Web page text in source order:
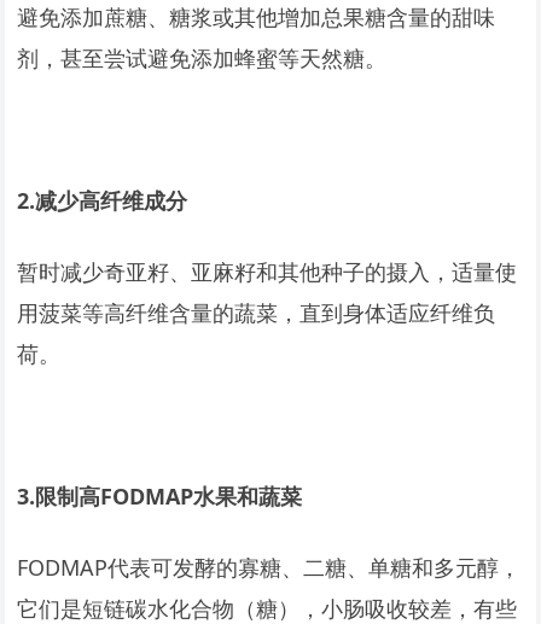
避免添加蔗糖、糖浆或其他增加总果糖含量的甜味
剂，甚至尝试避免添加蜂蜜等天然糖。
2.减少高纤维成分
暂时减少奇亚籽、亚麻籽和其他种子的摄入，适量使
用菠菜等高纤维含量的蔬菜，直到身体适应纤维负
荷。
3.限制高FODMAP水果和蔬菜
FODMAP代表可发酵的寡糖、二糖、单糖和多元醇，
它们是短链碳水化合物（糖），小肠吸收较差，有些